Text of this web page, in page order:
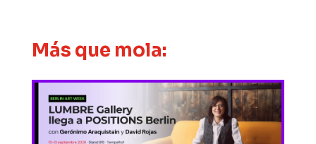
Más que mola: